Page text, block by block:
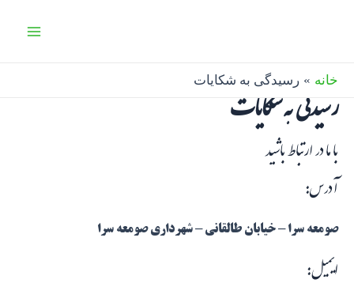
خانه رسیدگی به شکایات
رسیدگی به شکایات
با ما در ارتباط باشید
آدرس:
صومعه سرا – خیابان طالقانی – شهرداری صومعه سرا
ایمیل: